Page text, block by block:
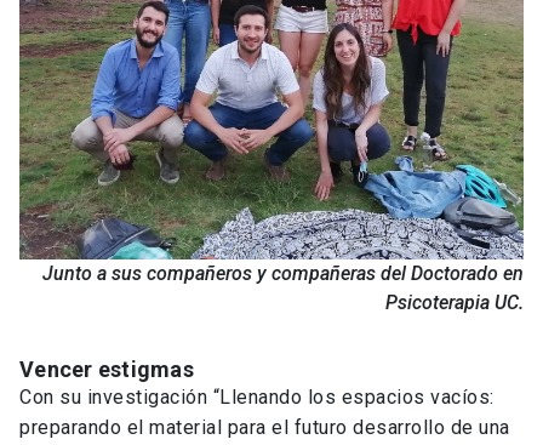
Junto a sus compañeros y compañeras del Doctorado en
Psicoterapia UC.
Vencer estigmas
Con su investigación “Llenando los espacios vacíos:
preparando el material para el futuro desarrollo de una